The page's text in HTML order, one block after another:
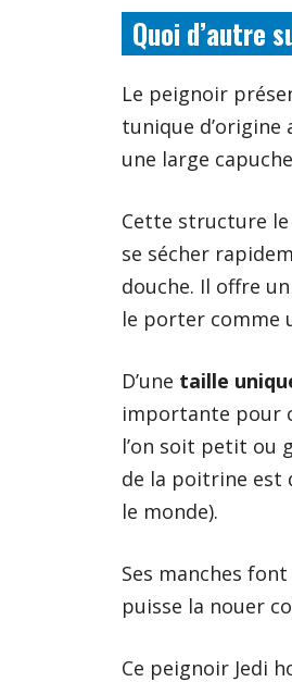
Quoi d’autre
Le peignoir
tunique d’origine
une large
Cette structure
se sécher
douche. Il offre
le porter comme
D’une taille
importante pour
l’on soit petit ou
de la poitrine est
le monde).
Ses manches
puisse la nouer
Ce peignoir Jedi